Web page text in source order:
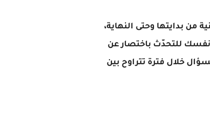
من بدايتها وحتى النهاية،
للتحدّث باختصار عن
خلال فترة تتراوح بين